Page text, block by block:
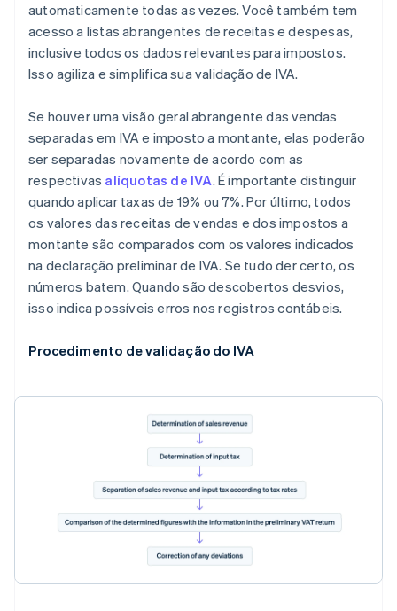
automaticamente todas as vezes. Você também tem
acesso a listas abrangentes de receitas e despesas,
inclusive todos os dados relevantes para impostos.
Isso agiliza e simplifica sua validação de IVA.
Se houver uma visão geral abrangente das vendas
separadas em IVA e imposto a montante, elas poderão
ser separadas novamente de acordo com as
respectivas alíquotas de IVA. É importante distinguir
quando aplicar taxas de 19% ou 7%. Por último, todos
os valores das receitas de vendas e dos impostos a
montante são comparados com os valores indicados
na declaração preliminar de IVA. Se tudo der certo, os
números batem. Quando são descobertos desvios,
isso indica possíveis erros nos registros contábeis.
Procedimento de validação do IVA